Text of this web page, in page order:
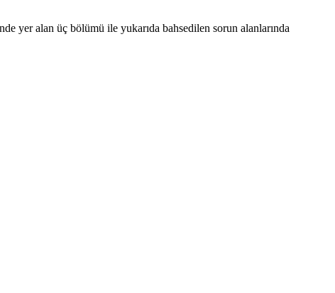
yer alan üç bölümü ile yukarıda bahsedilen sorun alanlarında